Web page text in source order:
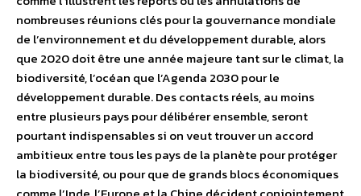
nombreuses réunions clés pour la gouvernance mondiale
de l’environnement et du développement durable, alors
que 2020 doit être une année majeure tant sur le climat, la
biodiversité, l’océan que l’Agenda 2030 pour le
développement durable. Des contacts réels, au moins
entre plusieurs pays pour délibérer ensemble, seront
pourtant indispensables si on veut trouver un accord
ambitieux entre tous les pays de la planète pour protéger
la biodiversité, ou pour que de grands blocs économiques